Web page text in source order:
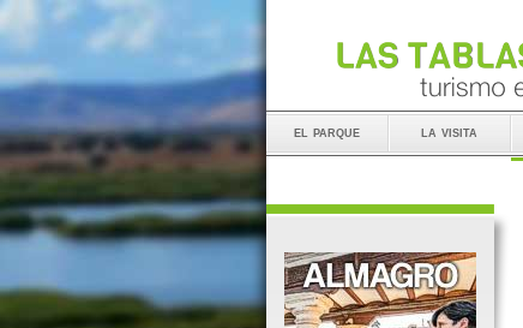
el parque la visita